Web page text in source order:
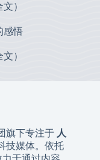
）
感悟
）
旗下专注于 人
技媒体。依托